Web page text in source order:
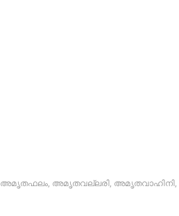
അമൃതഫലം, അമൃതവല്ലരി, അമൃതവാഹിനി,